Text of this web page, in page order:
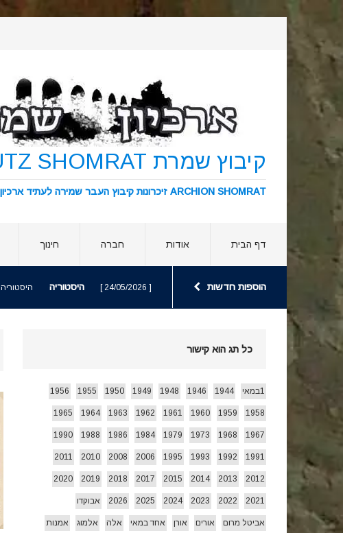
קיבוץ שמרת KIBBUTZ SHOMRAT
ARCHION SHOMRAT זיכרונות קיבוץ העבר שמירה לעתיד ארכיון שמרת
דף הבית אודות חברה חינוך
הוספות חדשות [ 24/05/2026 ] היסטוריה היסטוריה
[ 26/07/2026 ] זרעי קיץ/ היי הג'יפ
כל תג הוא קישור
1במאי 1944
1946
1948
1949
1950
1955
1956
1958
1959
1960
1961
1962
1963
1964
1965
1967
1968
1973
1979
1984
1986
1988
1990
1991
1992
1993
1995
2006
2008
2010
2011
2012
2013
2014
2015
2017
2018
2019
2020
2021
2022
2023
2024
2025
2026 אבוקדו
אביטל מרום אורים אורן אחד במאי אלה אלמוג אמנות